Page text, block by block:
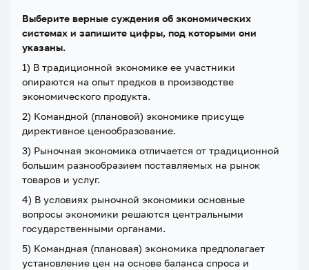
Выберите верные суждения об экономических
системах и запишите цифры, под которыми они
указаны.
1) В традиционной экономике ее участники
опираются на опыт предков в производстве
экономического продукта.
2) Командной (плановой) экономике присуще
директивное ценообразование.
3) Рыночная экономика отличается от традиционной
большим разнообразием поставляемых на рынок
товаров и услуг.
4) В условиях рыночной экономики основные
вопросы экономики решаются центральными
государственными органами.
5) Командная (плановая) экономика предполагает
установление цен на основе баланса спроса и